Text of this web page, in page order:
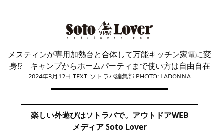
メスティンが専用加熱台と合体して万能キッチン家電に変
身!? キャンプからホームパーティまで使い方は自由自在
2024年3月12日 TEXT: ソトラバ編集部 PHOTO: LADONNA
楽しい外遊びはソトラバで。アウトドアWEB
メディア Soto Lover